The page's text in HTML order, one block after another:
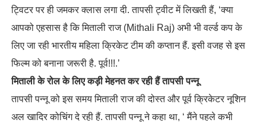
ट्विटर पर ही जमकर क्लास लगा दी. तापसी ट्वीट में लिखती हैं, ‘क्या
आपको एहसास है कि मिताली राज (Mithali Raj) अभी भी वर्ल्ड कप के
लिए जा रही भारतीय महिला क्रिकेट टीम की कप्तान हैं. इसी वजह से इस
फिल्म को बनाना जरूरी है. पूर्व!!!.’
मिताली के रोल के लिए कड़ी मेहनत कर रही हैं तापसी पन्नू
तापसी पन्नू को इस समय मिताली राज की दोस्त और पूर्व क्रिकेटर नूशिन
अल खादिर कोचिंग दे रही हैं. तापसी पन्नू ने कहा था, ‘ मैंने पहले कभी